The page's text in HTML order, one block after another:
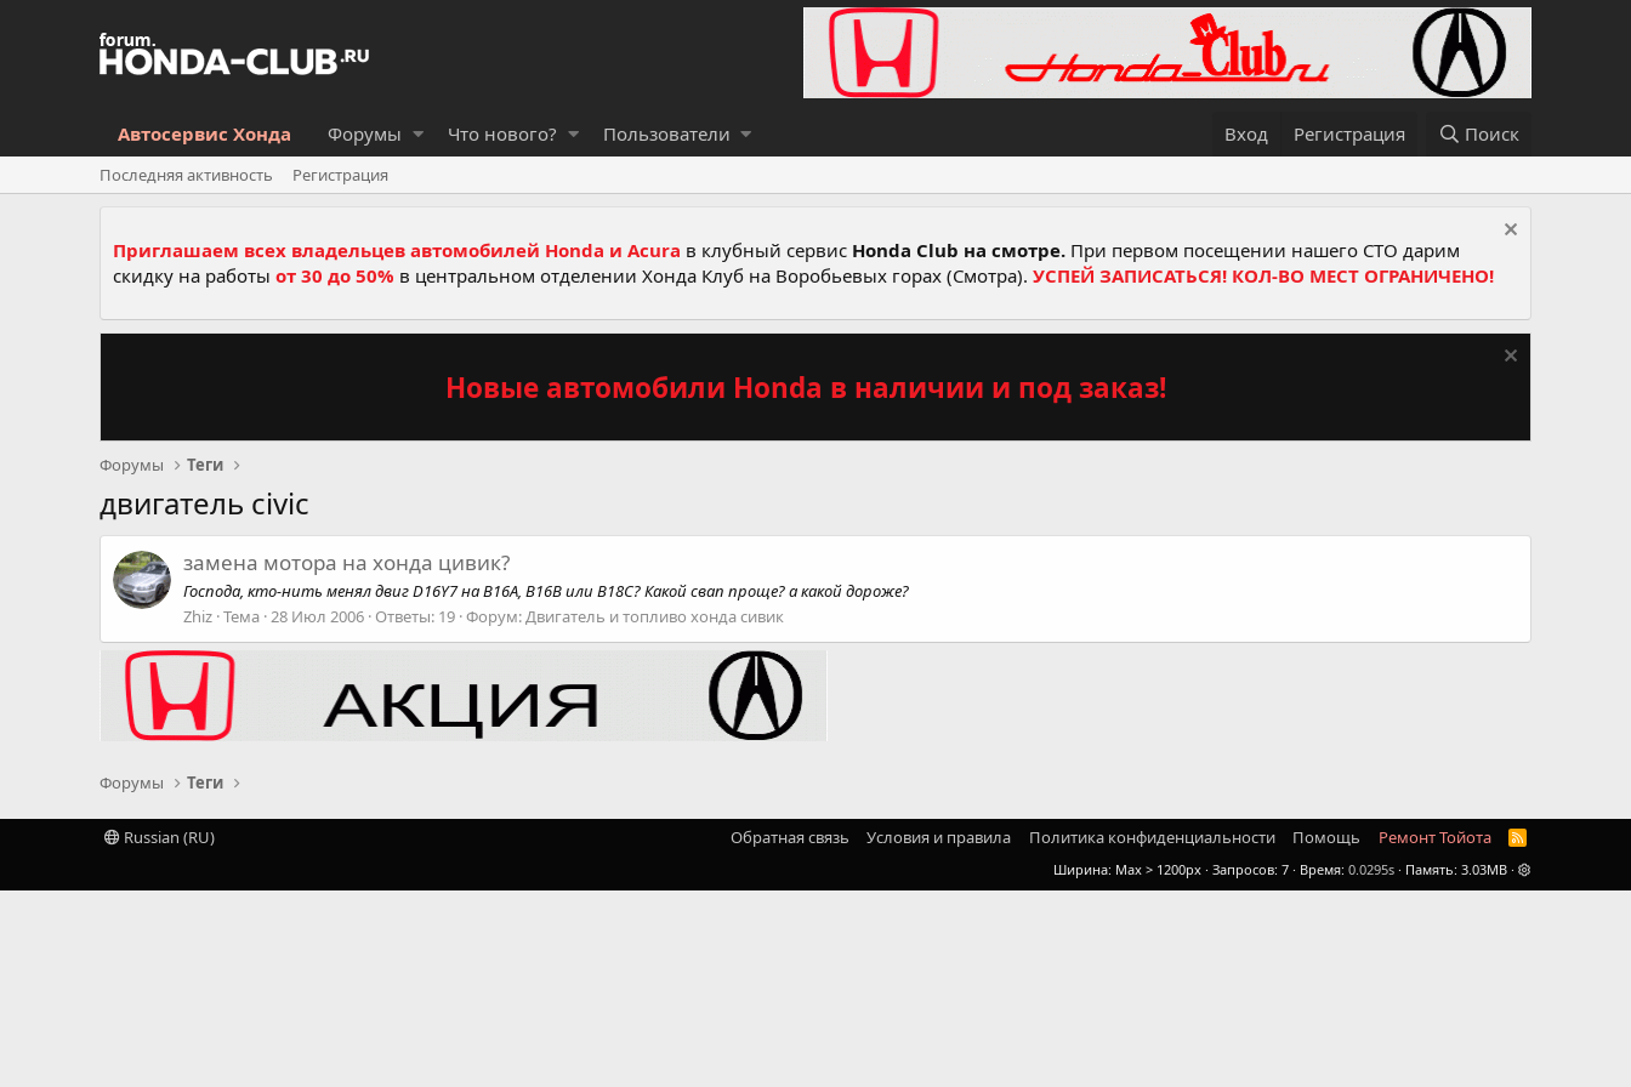
Автосервис Хонда Форумы Что нового? Пользователи Вход Регистрация Поиск
Последняя активность Регистрация
Приглашаем всех владельцев автомобилей Honda и Acura в клубный сервис Honda Club на смотре. При первом посещении нашего СТО дарим
скидку на работы от 30 до 50% в центральном отделении Хонда Клуб на Воробьевых горах (Смотра). УСПЕЙ ЗАПИСАТЬСЯ! КОЛ-ВО МЕСТ ОГРАНИЧЕНО!
Новые автомобили Honda в наличии и под заказ!
Форумы Теги
двигатель civic
замена мотора на хонда цивик?
Господа, кто-нить менял двиг D16Y7 на B16A, B16B или B18C? Какой свап проще? а какой дороже?
Zhiz Тема 28 Июл 2006 Ответы: 19 Форум:Двигатель и топливо хонда сивик
Форумы Теги
Russian (RU) Обратная связь Условия и правила Политика конфиденциальности Помощь Ремонт Тойота
R
S
Ширина Запросов 7 Время 0.0295s Память 3.03MB